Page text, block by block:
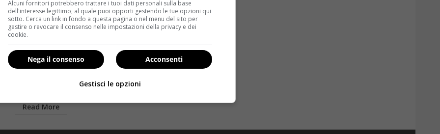
Antipasti
Ricette light: antipasto alla piemontese o giardiniera
Redazione 15 Febbraio 2014
La giardiniera è una delle conserve sicuramente più
tradizione gastronomica. Ingredienti Pomodori:...
Read More
Alcuni fornitori potrebbero trattare i tuoi dati personali sulla base
dell'interesse legittimo, al quale puoi opporti gestendo le tue opzioni qui
sotto. Cerca un link in fondo a questa pagina o nel menu del sito per
gestire o revocare il consenso nelle impostazioni della privacy e dei
cookie.
Acconsenti
Nega il consenso
Gestisci le opzioni